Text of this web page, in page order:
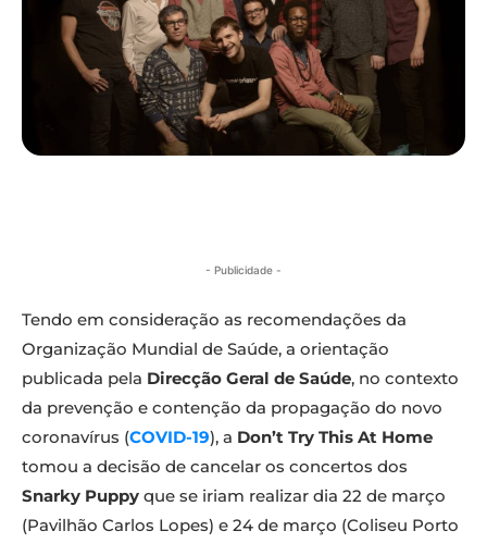
- Publicidade -
Tendo em consideração as recomendações da
Organização Mundial de Saúde, a orientação
publicada pela Direcção Geral de Saúde, no contexto
da prevenção e contenção da propagação do novo
coronavírus (COVID-19), a Don’t Try This At Home
tomou a decisão de cancelar os concertos dos
Snarky Puppy que se iriam realizar dia 22 de março
(Pavilhão Carlos Lopes) e 24 de março (Coliseu Porto